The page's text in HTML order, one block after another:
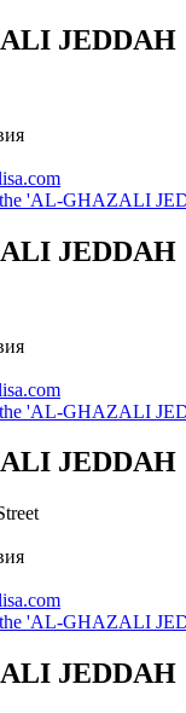
JEDDAH
'AL-GHAZALI
JEDDAH
'AL-GHAZALI
JEDDAH
'AL-GHAZALI
JEDDAH